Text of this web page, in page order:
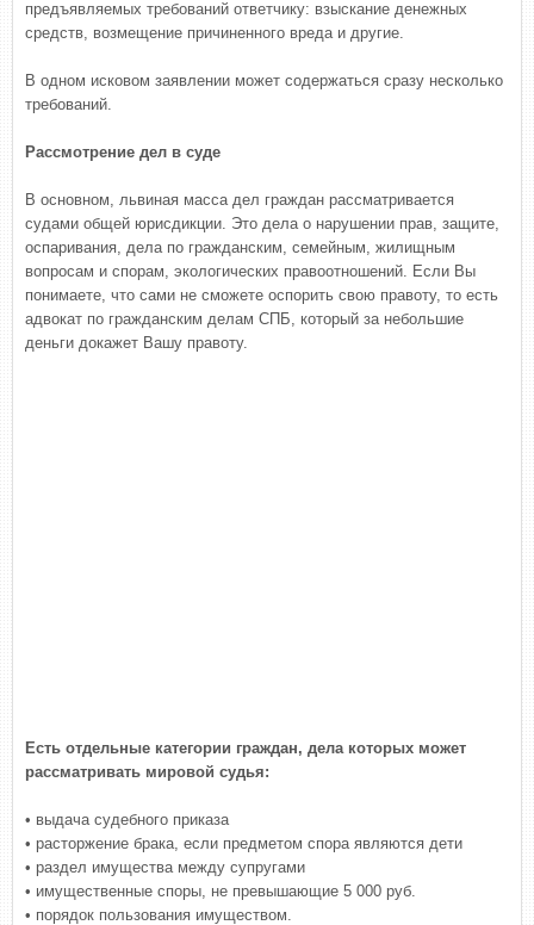
предъявляемых требований ответчику: взыскание денежных
средств, возмещение причиненного вреда и другие.
В одном исковом заявлении может содержаться сразу несколько
требований.
Рассмотрение дел в суде
В основном, львиная масса дел граждан рассматривается
судами общей юрисдикции. Это дела о нарушении прав, защите,
оспаривания, дела по гражданским, семейным, жилищным
вопросам и спорам, экологических правоотношений. Если Вы
понимаете, что сами не сможете оспорить свою правоту, то есть
адвокат по гражданским делам СПБ, который за небольшие
деньги докажет Вашу правоту.
Есть отдельные категории граждан, дела которых может
рассматривать мировой судья:
• выдача судебного приказа
• расторжение брака, если предметом спора являются дети
• раздел имущества между супругами
• имущественные споры, не превышающие 5 000 руб.
• порядок пользования имуществом.